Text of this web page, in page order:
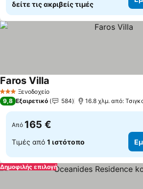
δείτε τις ακριβείς τιμές
3 ΑστέριαΞενοδοχείο
Faros Villa
9,8 Εξαιρετικό 584 16.8 χλμ. από:
Από 165 €
Τιμές από 1 ιστότοπο
Δημοφιλής επιλογή